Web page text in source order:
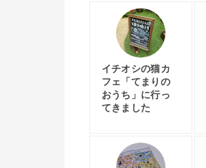
イチオシの猫カ
フェ「てまりの
おうち」に行っ
てきました